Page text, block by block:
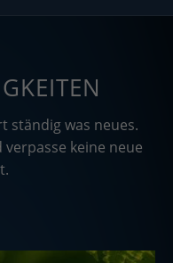
ständig was neues.
keine neue